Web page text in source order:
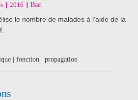
2016 Bac
le nombre de malades à l'aide de la
| fonction | propagation